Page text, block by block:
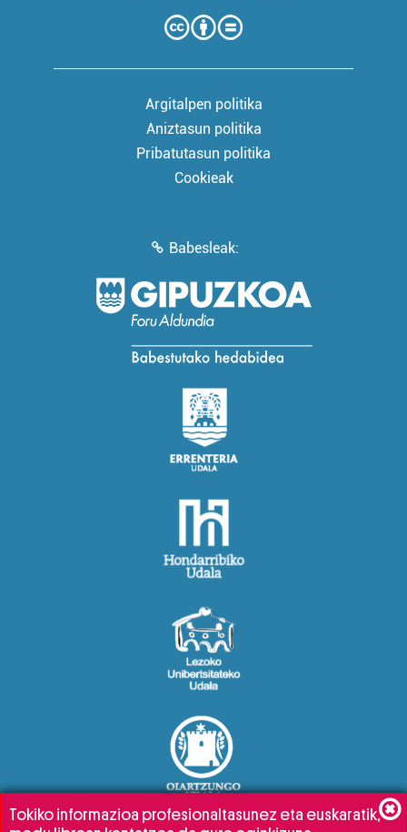
Argitalpen politika
Aniztasun politika
Pribatutasun politika
Cookieak
Babesleak:
Tokiko informazioa profesionaltasunez eta euskaratik,